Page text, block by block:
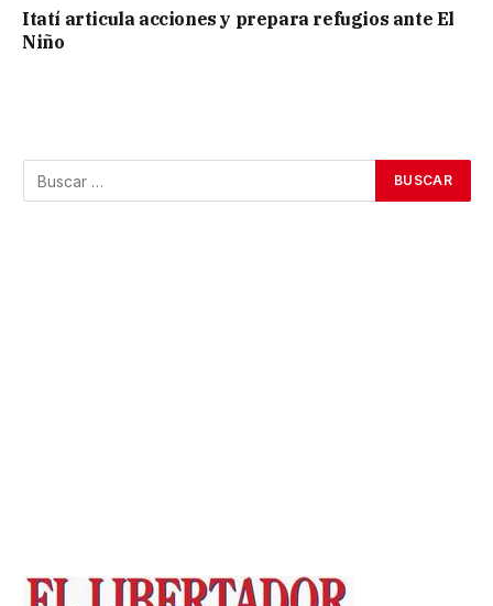
Itatí articula acciones y prepara refugios ante El
Niño